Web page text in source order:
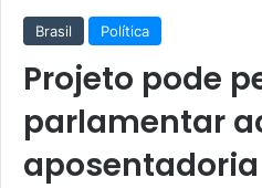
Brasil Política
Projeto pode
parlamentar